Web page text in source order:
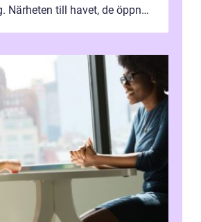
Närheten till havet, de öppna